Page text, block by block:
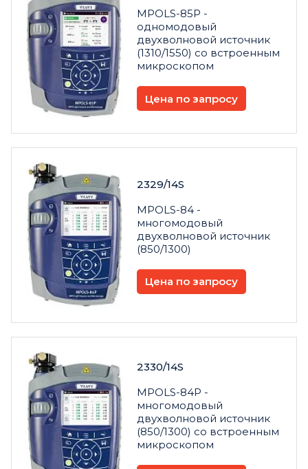
MPOLS-85P -
одномодовый
двухволновой источник
(1310/1550) со встроенным
микроскопом
Цена по запросу
2329/14S
MPOLS-84 -
многомодовый
двухволновой источник
(850/1300)
Цена по запросу
2330/14S
MPOLS-84P -
многомодовый
двухволновой источник
(850/1300) со встроенным
микроскопом